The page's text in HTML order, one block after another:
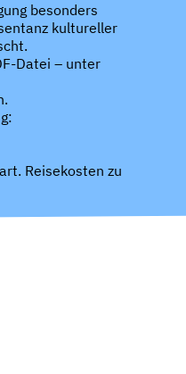
besonders
kultureller
Datei – unter
Reisekosten zu